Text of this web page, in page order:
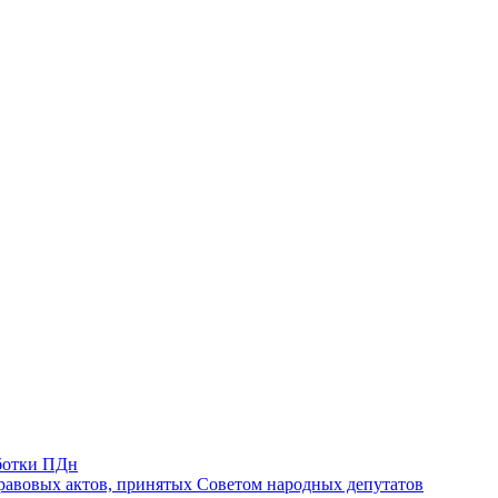
ПДн
актов, принятых Советом народных депутатов